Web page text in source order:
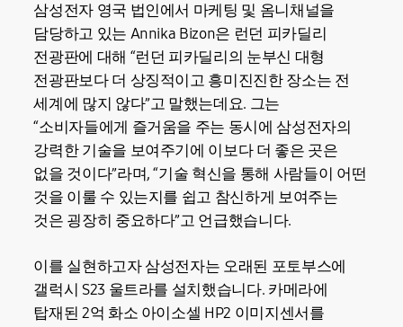
삼성전자 영국 법인에서 마케팅 및 옴니채널을
담당하고 있는 Annika Bizon은 런던 피카딜리
전광판에 대해 “런던 피카딜리의 눈부신 대형
전광판보다 더 상징적이고 흥미진진한 장소는 전
세계에 많지 않다”고 말했는데요. 그는
“소비자들에게 즐거움을 주는 동시에 삼성전자의
강력한 기술을 보여주기에 이보다 더 좋은 곳은
없을 것이다”라며, “기술 혁신을 통해 사람들이 어떤
것을 이룰 수 있는지를 쉽고 참신하게 보여주는
것은 굉장히 중요하다”고 언급했습니다.
이를 실현하고자 삼성전자는 오래된 포토부스에
갤럭시 S23 울트라를 설치했습니다. 카메라에
탑재된 2억 화소 아이소셀 HP2 이미지센서를